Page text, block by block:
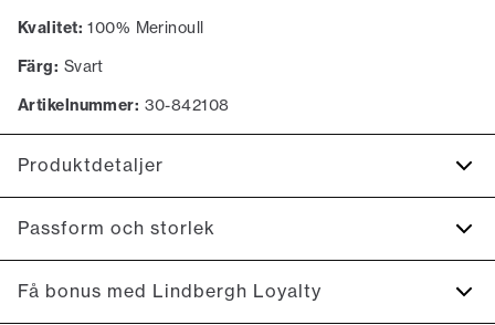
Kvalitet: 100% Merinoull
Färg: Svart
Artikelnummer: 30-842108
Produktdetaljer
Tröjan är ribbstickad längst ned på ärmarna, på tröjans
bakterier.
Passform och storlek
Fit: Comfort fit
Få bonus med Lindbergh Loyalty